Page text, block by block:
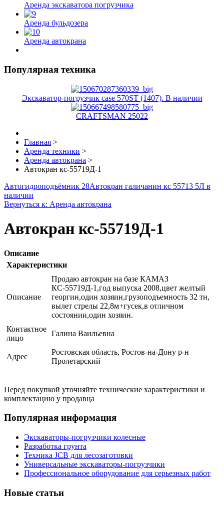
Аренда экскаватора погрузчика
Аренда бульдозера
Аренда автокрана
Популярная техника
Экскаватор-погрузчик case 570ST (1407). В наличии
CRAFTSMAN 25022
Главная >
Аренда техники >
Аренда автокрана >
Автокран кс-55719Д-1
Автогидроподъёмник 28Автокран галичанин кс 55713 5Л в
наличии
Вернуться к: Аренда автокрана
Автокран кс-55719Д-1
Описание
Характеристики
Описание
Продаю автокран на базе КАМАЗ
КС-55719Д-1,год выпуска 2008,цвет желтый
георгин,один хозяин,грузоподъемность 32 тн,
вылет стрелы 22,8м+гусек,в отличном
состоянии,один хозяин.
Контактное
лицо
Галина Ваильевна
Адрес
Ростовская область, Ростов-на-Дону р-н
Пролетарский
Перед покупкой уточняйте технические характеристики и
комплектацию у продавца
Популярная информация
Экскаваторы-погрузчики колесные
Разработка грунта
Техника JCB для лесозаготовки
Универсальные экскаваторы-погрузчики
Профессиональное оборудование для серьезных работ
Новые статьи